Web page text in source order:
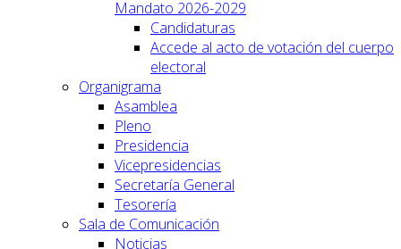
Mandato 2026-2029
Candidaturas
Accede al acto de votación del cuerpo
electoral
Organigrama
Asamblea
Pleno
Presidencia
Vicepresidencias
Secretaría General
Tesorería
Sala de Comunicación
Noticias